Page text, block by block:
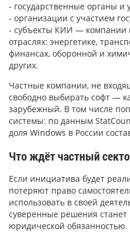
- государственные органы и
- организации с участием
- субъекты КИИ — компании
отраслях: энергетике,
финансах, оборонной и
других.
Частные компании, не
свободно выбирать софт —
зарубежный. В том числе
системы: по данным
доля Windows в России
Что ждёт частный
Если инициатива будет
потеряют право
использовать в своей
суверенные решения
юридической обязанностью.